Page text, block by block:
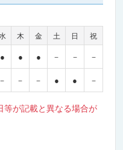
木 金 土 日 祝
● ● ● － － －
－ － － ● ● －
等が記載と異なる場合が